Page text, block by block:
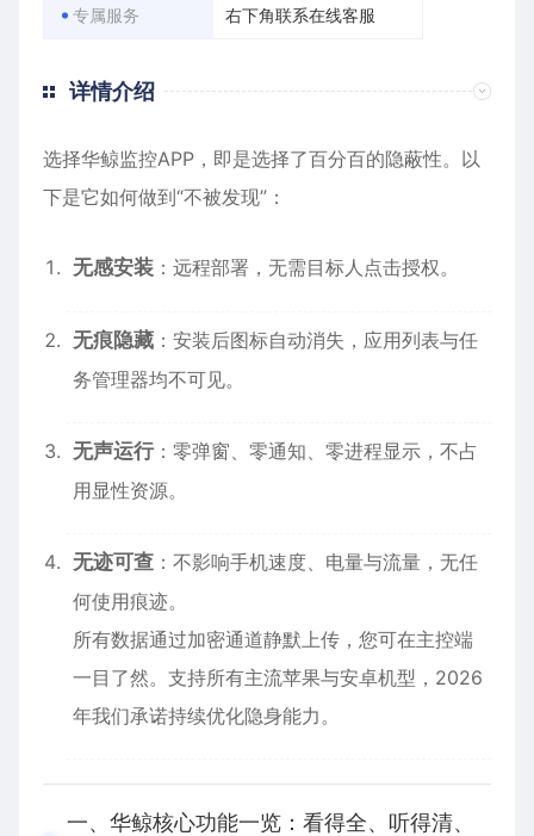
专属服务 右下角联系在线客服
详情介绍
选择华鲸监控APP，即是选择了百分百的隐蔽性。以
下是它如何做到“不被发现”：
无感安装 ：远程部署，无需目标人点击授权。
无痕隐藏 ：安装后图标自动消失，应用列表与任
务管理器均不可见。
无声运行：零弹窗、零通知、零进程显示，不占
用显性资源。
无迹可查 ：不影响手机速度、电量与流量，无任
何使用痕迹。
所有数据通过加密通道静默上传，您可在主控端
一目了然。支持所有主流苹果与安卓机型，2026
年我们承诺持续优化隐身能力。
一、华鲸核心功能一览：看得全、听得清、